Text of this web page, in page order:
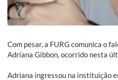
Com pesar, a FURG comunica o
Adriana Gibbon, ocorrido nesta
Adriana ingressou na instituição